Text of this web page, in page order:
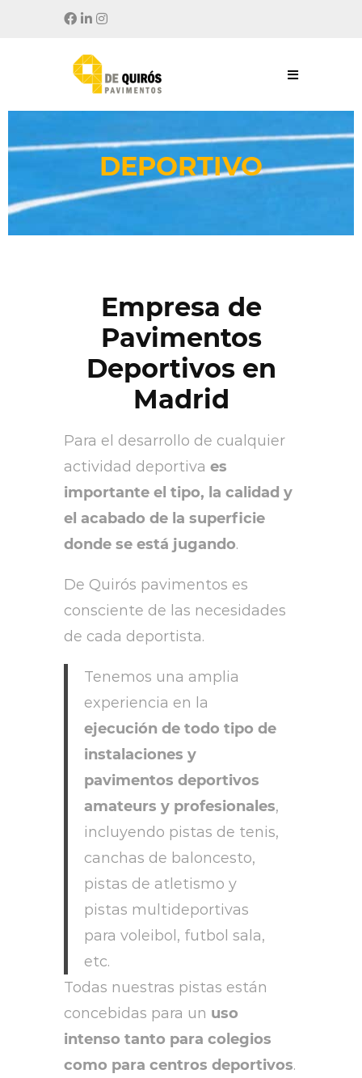
DEPORTIVO
Empresa de
Pavimentos
Deportivos en
Madrid
Para el desarrollo de cualquier
actividad deportiva es
importante el tipo, la calidad y
el acabado de la superficie
donde se está jugando.
De Quirós pavimentos es
consciente de las necesidades
de cada deportista.
Tenemos una amplia
experiencia en la
ejecución de todo tipo de
instalaciones y
pavimentos deportivos
amateurs y profesionales,
incluyendo pistas de tenis,
canchas de baloncesto,
pistas de atletismo y
pistas multideportivas
para voleibol, futbol sala,
etc.
Todas nuestras pistas están
concebidas para un uso
intenso tanto para colegios
como para centros deportivos.